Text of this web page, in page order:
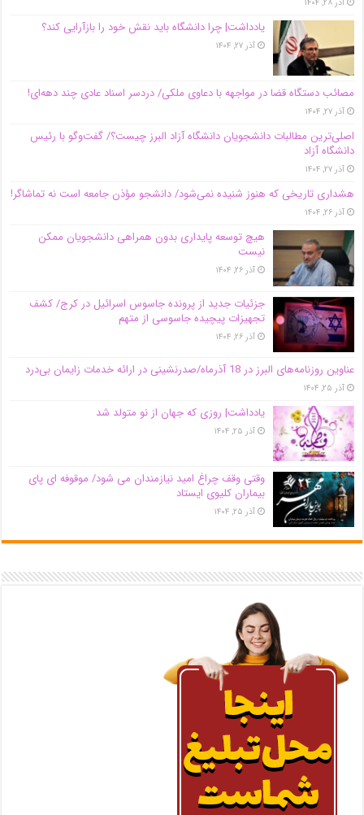
یادداشت| چرا دانشگاه باید نقش خود را بازآرایی کند؟
آذر ۲۷, ۱۴۰۴
مصائب دستگاه قضا در مواجهه با دعاوی ملکی/ دردسر اسناد عادی چند‌ دهه‌ای!
آذر ۲۷, ۱۴۰۴
اصلی‌ترین مطالبات دانشجویان دانشگاه آزاد البرز چیست؟/ گفت‌وگو با رئیس
دانشگاه آز‌اد
آذر ۲۷, ۱۴۰۴
هشداری تاریخی که هنوز شنیده نمی‌شود/ دانشجو مؤذن جامعه است نه تماشاگر!
آذر ۲۶, ۱۴۰۴
هیچ توسعه پایداری بدون همراهی دانشجویان ممکن
نیست
آذر ۲۶, ۱۴۰۴
جزئیات جدید از پرونده جاسوس اسرائیل در کرج/‌ کشف
تجهیزات پیچیده جاسوسی از متهم
آذر ۲۶, ۱۴۰۴
عناوین روزنامه‌های البرز در ‌18 آذرماه/صدرنشینی در ارائه خدمات زایمان بی‌درد
آذر ۲۵, ۱۴۰۴
یادداشت| روزی که جهان از نو متولد شد
آذر ۲۵, ۱۴۰۴
وقتی وقف چراغ امید نیازمندان می شود/ موقوفه ای پای
بیماران کلیوی ایستاد
آذر ۲۵, ۱۴۰۴